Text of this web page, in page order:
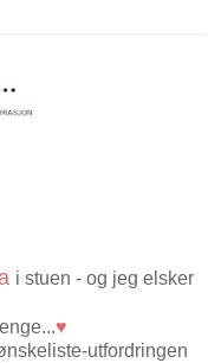
i stuen - og jeg elsker
♥
utfordringen